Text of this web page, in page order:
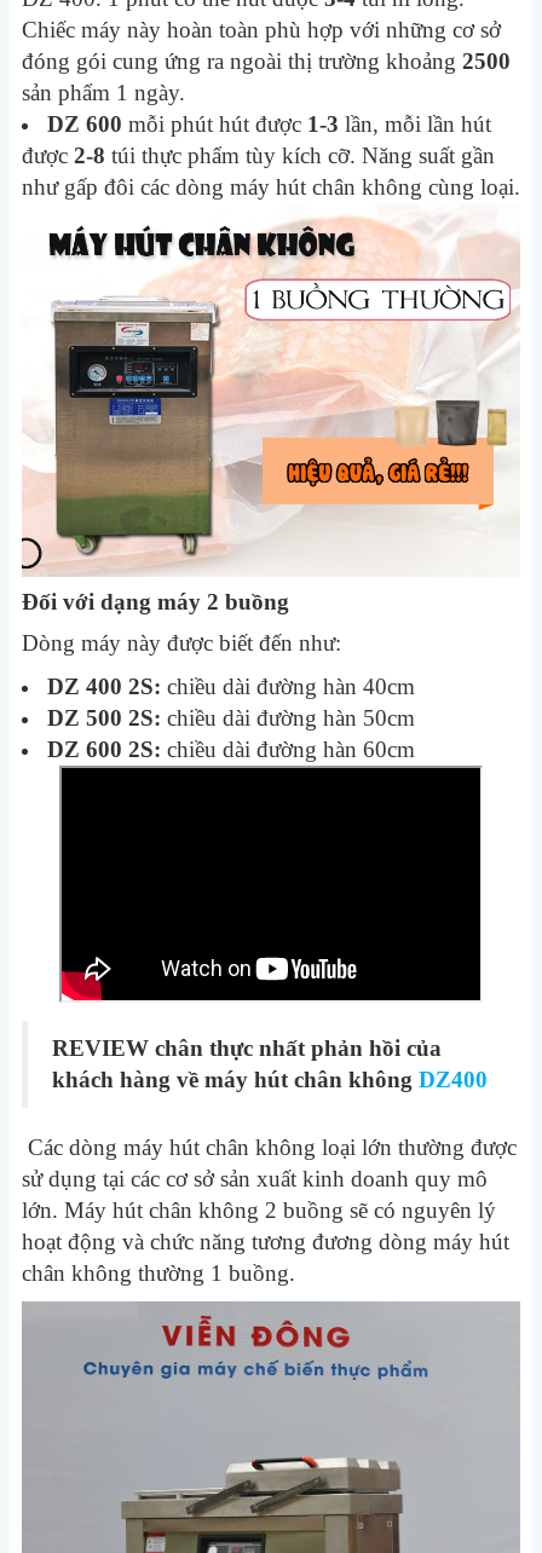
Chiếc máy này hoàn toàn phù hợp với những cơ sở
đóng gói cung ứng ra ngoài thị trường khoảng 2500
sản phẩm 1 ngày.
DZ 600 mỗi phút hút được 1-3 lần, mỗi lần hút
được 2-8 túi thực phẩm tùy kích cỡ. Năng suất gần
như gấp đôi các dòng máy hút chân không cùng loại.
Đối với dạng máy 2 buồng
Dòng máy này được biết đến như:
DZ 400 2S: chiều dài đường hàn 40cm
DZ 500 2S: chiều dài đường hàn 50cm
DZ 600 2S: chiều dài đường hàn 60cm
REVIEW chân thực nhất phản hồi của
khách hàng về máy hút chân không DZ400
Các dòng máy hút chân không loại lớn thường được
sử dụng tại các cơ sở sản xuất kinh doanh quy mô
lớn. Máy hút chân không 2 buồng sẽ có nguyên lý
hoạt động và chức năng tương đương dòng máy hút
chân không thường 1 buồng.